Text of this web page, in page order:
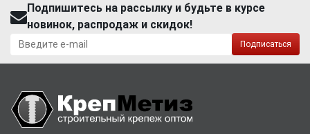
Подпишитесь на рассылку и будьте в курсе
новинок, распродаж и скидок!
Подписаться